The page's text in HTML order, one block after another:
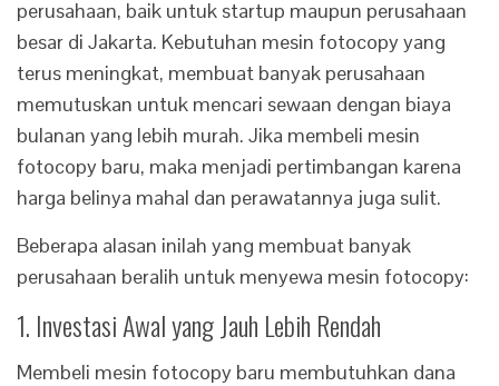
perusahaan, baik untuk startup maupun perusahaan
besar di Jakarta. Kebutuhan mesin fotocopy yang
terus meningkat, membuat banyak perusahaan
memutuskan untuk mencari sewaan dengan biaya
bulanan yang lebih murah. Jika membeli mesin
fotocopy baru, maka menjadi pertimbangan karena
harga belinya mahal dan perawatannya juga sulit.
Beberapa alasan inilah yang membuat banyak
perusahaan beralih untuk menyewa mesin fotocopy:
1. Investasi Awal yang Jauh Lebih Rendah
Membeli mesin fotocopy baru membutuhkan dana